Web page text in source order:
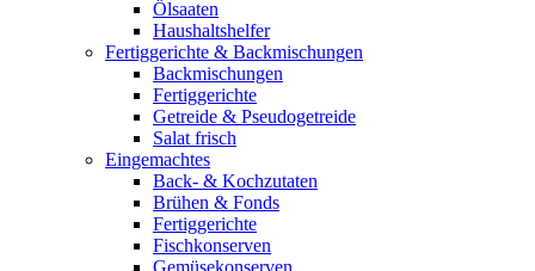
Ölsaaten
Haushaltshelfer
Fertiggerichte & Backmischungen
Backmischungen
Fertiggerichte
Getreide & Pseudogetreide
Salat frisch
Eingemachtes
Back- & Kochzutaten
Brühen & Fonds
Fertiggerichte
Fischkonserven
Gemüsekonserven